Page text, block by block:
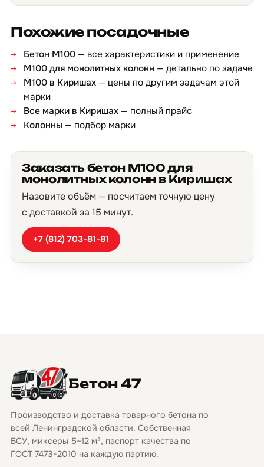
Похожие посадочные
Бетон М100 — все характеристики и применение
М100 для монолитных колонн — детально по задаче
М100 в Киришах — цены по другим задачам этой
марки
Все марки в Киришах — полный прайс
Колонны — подбор марки
Заказать бетон М100 для
монолитных колонн в Киришах
Назовите объём — посчитаем точную цену
с доставкой за 15 минут.
+7 (812) 703-81-81
Бетон 47
Производство и доставка товарного бетона по
всей Ленинградской области. Собственная
БСУ, миксеры 5–12 м³, паспорт качества по
ГОСТ 7473-2010 на каждую партию.